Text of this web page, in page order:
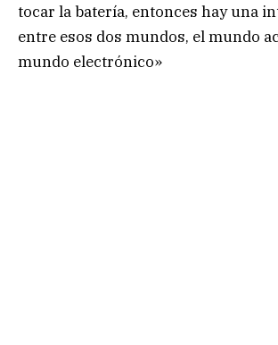
tocar la batería, entonces hay una
entre esos dos mundos, el mundo
mundo electrónico»